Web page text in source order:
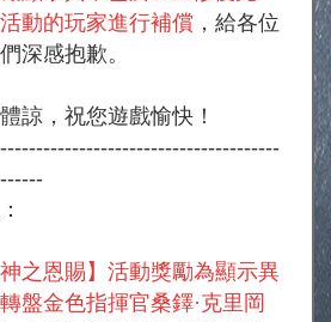
動的玩家進行補償 ，給各位
深感抱歉。
諒，祝您遊戲愉快！
之恩賜】活動獎勵為顯示異
盤金色指揮官桑鐸·克里岡